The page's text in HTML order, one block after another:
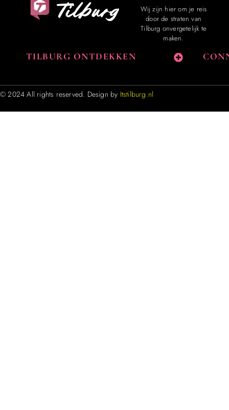
TILBURG ONTDEKKEN
Wij zijn hier om je reis
door de straten van
Tilburg onvergetelijk te
maken.
© 2024 All rights reserved. Design by Itstilburg.nl